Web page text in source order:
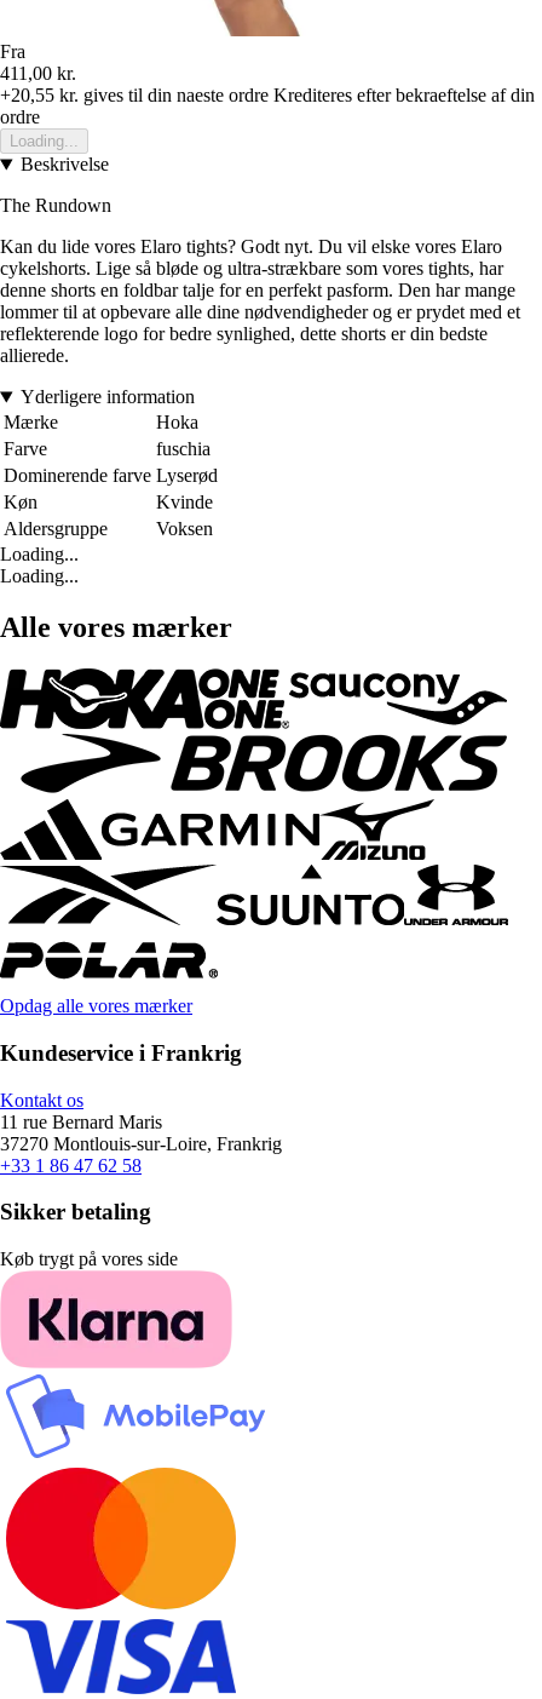
Fra
411,00 kr.
+20,55 kr. gives til din naeste ordre Krediteres efter bekraeftelse af din
ordre
Loading...
Beskrivelse
The Rundown
Kan du lide vores Elaro tights? Godt nyt. Du vil elske vores Elaro
cykelshorts. Lige så bløde og ultra-strækbare som vores tights, har
denne shorts en foldbar talje for en perfekt pasform. Den har mange
lommer til at opbevare alle dine nødvendigheder og er prydet med et
reflekterende logo for bedre synlighed, dette shorts er din bedste
allierede.
Yderligere information
Mærke
Hoka
Farve
fuschia
Dominerende farve Lyserød
Køn
Kvinde
Aldersgruppe
Voksen
Loading...
Loading...
Alle vores mærker
Opdag alle vores mærker
Kundeservice i Frankrig
Kontakt os
11 rue Bernard Maris
37270 Montlouis-sur-Loire, Frankrig
+33 1 86 47 62 58
Sikker betaling
Køb trygt på vores side